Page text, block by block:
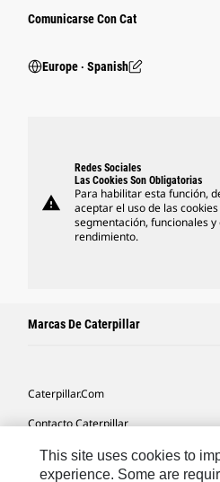
Comunicarse Con Cat
Europe ‧ Spanish
warning
Redes Sociales
Las Cookies Son Obligatorias
Para habilitar esta función,
aceptar el uso de las
segmentación, funcionales y
rendimiento.
Marcas De Caterpillar
Caterpillar.com
Contacto Caterpillar
Mis Preferencias De Marketing
This site uses cookies to
experience. Some are